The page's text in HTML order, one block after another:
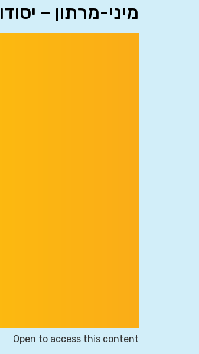
מיני-מרתון –
Open to access this content